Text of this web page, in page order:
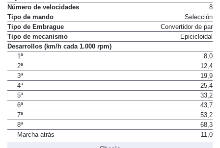
Número de velocidades
8
Tipo de mando
Selección
Tipo de Embrague
Convertidor de par
Tipo de mecanismo
Epicicloidal
Desarrollos (km/h cada 1.000 rpm)
1ª
8,0
2ª
12,4
3ª
19,9
4ª
25,4
5ª
33,2
6ª
43,7
7ª
53,2
8ª
68,3
Marcha atrás
11,0